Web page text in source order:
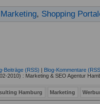
, Shopping
Beiträge (RSS)
Blog-Kommentare
2010) : Marketing & SEO Agentur
Hamburg Marketing